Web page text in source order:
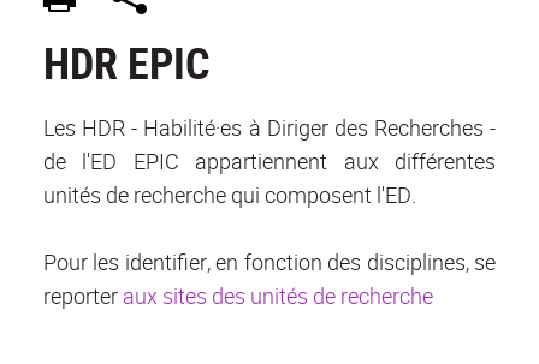
HDR EPIC
Les HDR - Habilité·es à Diriger des Recherches -
de l'ED EPIC appartiennent aux différentes
unités de recherche qui composent l'ED.
Pour les identifier, en fonction des disciplines, se
reporter aux sites des unités de recherche